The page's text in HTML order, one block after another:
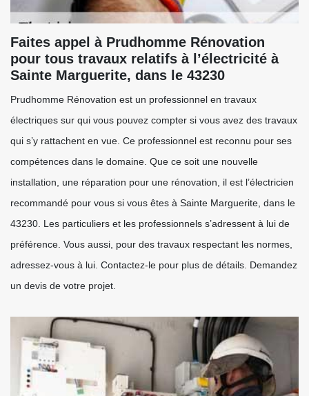
Faites appel à Prudhomme Rénovation
pour tous travaux relatifs à l’électricité à
Sainte Marguerite, dans le 43230
Prudhomme Rénovation est un professionnel en travaux
électriques sur qui vous pouvez compter si vous avez des travaux
qui s’y rattachent en vue. Ce professionnel est reconnu pour ses
compétences dans le domaine. Que ce soit une nouvelle
installation, une réparation pour une rénovation, il est l’électricien
recommandé pour vous si vous êtes à Sainte Marguerite, dans le
43230. Les particuliers et les professionnels s’adressent à lui de
préférence. Vous aussi, pour des travaux respectant les normes,
adressez-vous à lui. Contactez-le pour plus de détails. Demandez
un devis de votre projet.